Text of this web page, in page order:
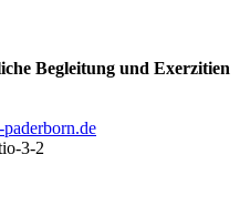
Begleitung und Exerzitien